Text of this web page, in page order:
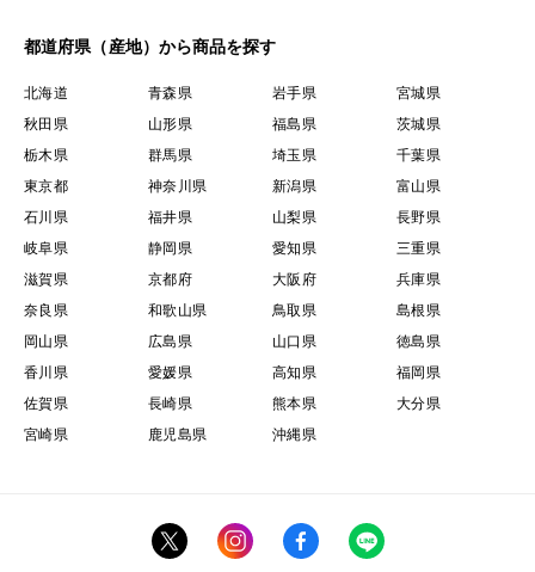
都道府県（産地）から商品を探す
北海道 青森県 岩手県
宮城県
秋田県
山形県 福島県
茨城県
栃木県
群馬県 埼玉県
千葉県
東京都
神奈川県 新潟県
富山県
石川県
福井県 山梨県
長野県
岐阜県
静岡県 愛知県
三重県
滋賀県
京都府 大阪府
兵庫県
奈良県
和歌山県 鳥取県
島根県
岡山県
広島県 山口県
徳島県
香川県
愛媛県 高知県
福岡県
佐賀県
長崎県 熊本県
大分県
宮崎県
鹿児島県 沖縄県